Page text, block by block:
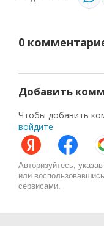
0
Добавить
Чтобы добавить
войдите
Авторизуйтесь,
или
сервисами.